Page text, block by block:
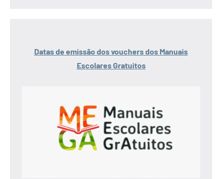
Datas de emissão dos vouchers dos Manuais
Escolares Gratuitos